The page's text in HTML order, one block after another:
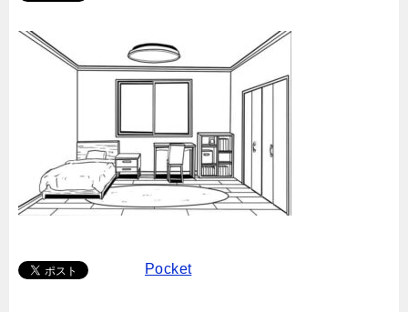
Pocket